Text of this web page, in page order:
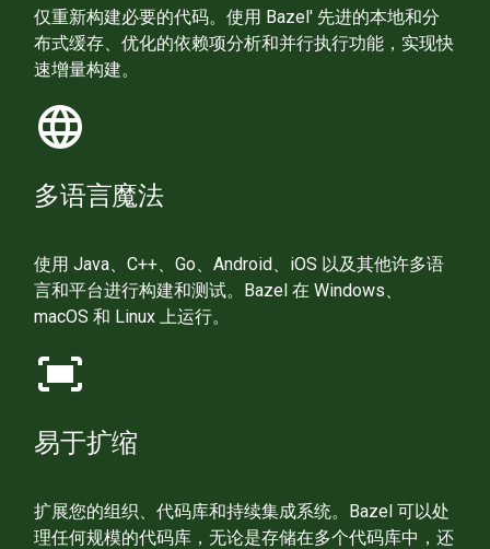
仅重新构建必要的代码。使用 Bazel' 先进的本地和分
布式缓存、优化的依赖项分析和并行执行功能，实现快
速增量构建。
language
多语言魔法
使用 Java、C++、Go、Android、iOS 以及其他许多语
言和平台进行构建和测试。Bazel 在 Windows、
macOS 和 Linux 上运行。
fit_screen
易于扩缩
扩展您的组织、代码库和持续集成系统。Bazel 可以处
理任何规模的代码库，无论是存储在多个代码库中，还